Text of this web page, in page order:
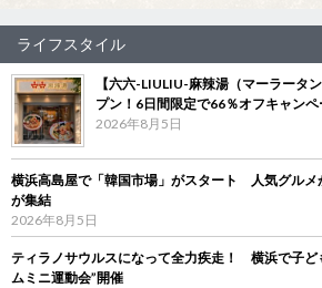
ライフスタイル
【六六-LIULIU-麻辣湯（マーラータ
プン！6日間限定で66％オフキャンペ
2026年8月5日
横浜高島屋で「韓国市場」がスタート 人気グルメ
が集結
2026年8月5日
ティラノサウルスになって全力疾走！ 横浜で子ど
ムミニ運動会”開催